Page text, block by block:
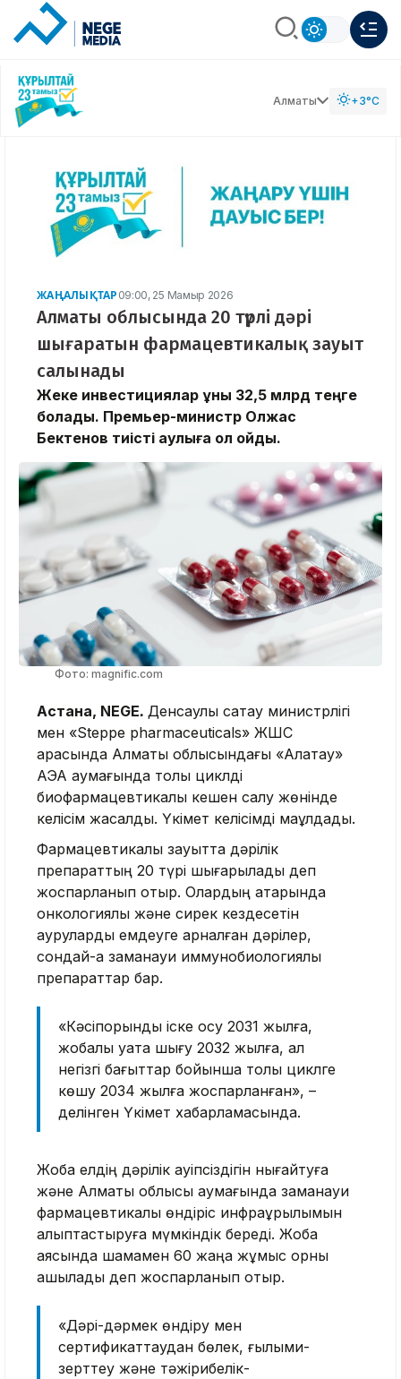
Алматы +3°C
ЖАҢАЛЫҚТАР 09:00, 25 Мамыр 2026
Алматы облысында 20 түрлі дәрі
шығаратын фармацевтикалық зауыт
салынады
Жеке инвестициялар құны 32,5 млрд теңге
болады. Премьер-министр Олжас
Бектенов тиісті қаулыға қол қойды.
Фото: magnific.com
Астана, NEGE. Денсаулық сақтау министрлігі
мен «Steppe pharmaceuticals» ЖШС
арасында Алматы облысындағы «Алатау»
АЭА аумағында толық циклді
биофармацевтикалық кешен салу жөнінде
келісім жасалды. Үкімет келісімді мақұлдады.
Фармацевтикалық зауытта дәрілік
препараттың 20 түрі шығарылады деп
жоспарланып отыр. Олардың қатарында
онкологиялық және сирек кездесетін
ауруларды емдеуге арналған дәрілер,
сондай-ақ заманауи иммунобиологиялық
препараттар бар.
«Кәсіпорынды іске қосу 2031 жылға,
жобалық қуатқа шығу 2032 жылға, ал
негізгі бағыттар бойынша толық циклге
көшу 2034 жылға жоспарланған», –
делінген Үкімет хабарламасында.
Жоба елдің дәрілік қауіпсіздігін нығайтуға
және Алматы облысы аумағында заманауи
фармацевтикалық өндіріс инфрақұрылымын
қалыптастыруға мүмкіндік береді. Жоба
аясында шамамен 60 жаңа жұмыс орны
ашылады деп жоспарланып отыр.
«Дәрі-дәрмек өндіру мен
сертификаттаудан бөлек, ғылыми-
зерттеу және тәжірибелік-